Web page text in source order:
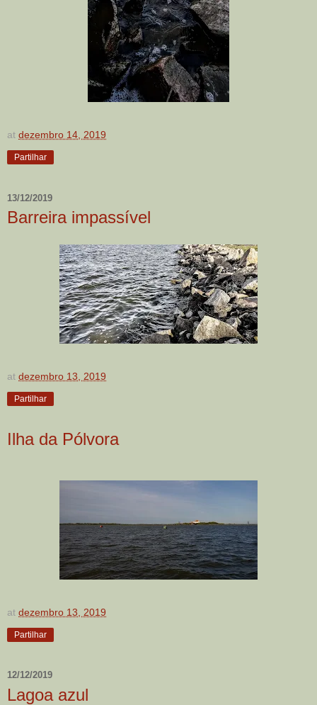
at dezembro 14, 2019
Partilhar
13/12/2019
Barreira impassível
at dezembro 13, 2019
Partilhar
Ilha da Pólvora
at dezembro 13, 2019
Partilhar
12/12/2019
Lagoa azul